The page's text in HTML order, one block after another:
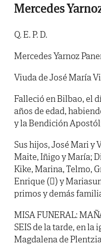
Mercedes
Q. E. P. D.
Mercedes Yarnoz
Viuda de José María
Falleció en Bilbao, el
años de edad,
y la Bendición
Sus hijos, José Mari y
Maite, Iñigo y María;
Kike, Marina, Telmo,
Enrique () y
primos y demás
MISA FUNERAL:
SEIS de la tarde, en
Magdalena de